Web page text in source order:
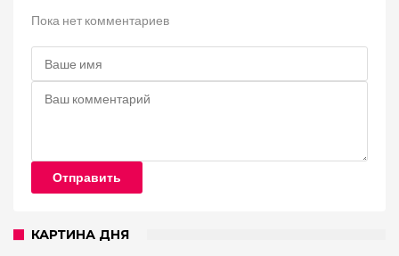
Пока нет комментариев
Отправить
КАРТИНА ДНЯ